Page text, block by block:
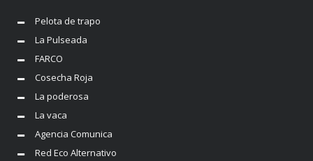
Pelota de trapo
La Pulseada
FARCO
Cosecha Roja
La poderosa
La vaca
Agencia Comunica
Red Eco Alternativo